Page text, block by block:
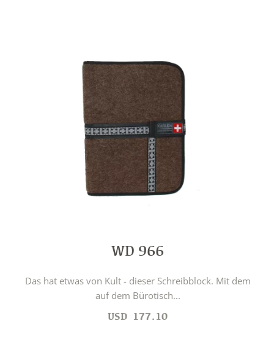
WD 966
Das hat etwas von Kult - dieser Schreibblock. Mit dem
auf dem Bürotisch...
USD 177.10